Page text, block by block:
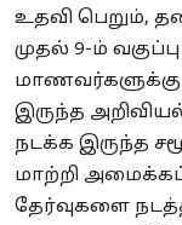
உதவி பெறும்,
முதல் 9-ம்
மாணவர்களுக்கு
இருந்த அறிவியல்
நடக்க இருந்த
மாற்றி
தேர்வுகளை